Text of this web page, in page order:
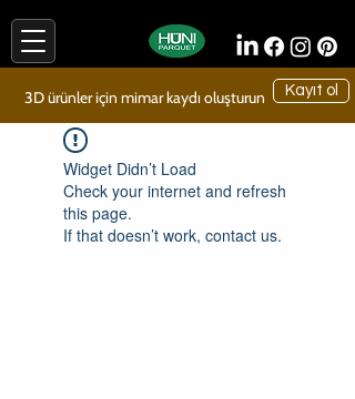
3D ürünler için mimar kaydı oluşturun Kayıt ol
Widget Didn’t Load
Check your internet and refresh
this page.
If that doesn’t work, contact us.